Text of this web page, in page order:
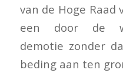
van de Hoge
een door de
demotie zonder
beding aan ten